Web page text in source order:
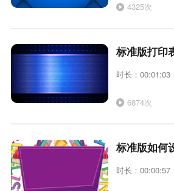
4325次
标准版打印
时长：00:01:03
6874次
标准版如何
时长：00:00:57